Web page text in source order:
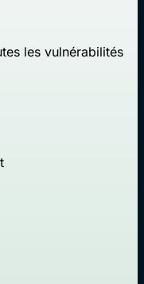
les vulnérabilités